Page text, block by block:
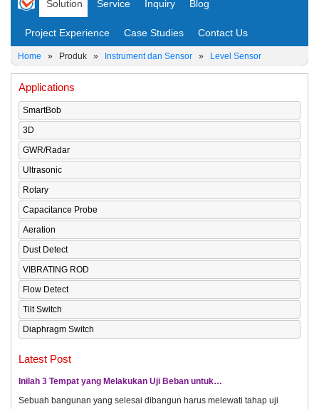
Solution Service Inquiry Blog
Project Experience Case Studies Contact Us
Home » Produk » Instrument dan Sensor » Level Sensor
Applications
SmartBob
3D
GWR/Radar
Ultrasonic
Rotary
Capacitance Probe
Aeration
Dust Detect
VIBRATING ROD
Flow Detect
Tilt Switch
Diaphragm Switch
Latest Post
Inilah 3 Tempat yang Melakukan Uji Beban untuk…
Sebuah bangunan yang selesai dibangun harus melewati tahap uji